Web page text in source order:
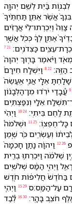
לִ⁠בְנ֣וֹת בַּ֔יִת לְ⁠שֵׁ֖ם יְהוָ֣ה
בִּנְ⁠ךָ֗ אֲשֶׁ֨ר אֶתֵּ֤ן תַּחְתֶּ֨י⁠ךָ֙
צַוֵּה֩ וְ⁠יִכְרְתוּ־לִ֨⁠י אֲרָזִ֜ים
אֶתֵּ֣ן לְ⁠ךָ֔ כְּ⁠כֹ֖ל אֲשֶׁ֣ר
כַּ⁠צִּדֹנִֽים׃
7 21
וַ⁠יֹּ֗אמֶר בָּר֤וּךְ יְהוָה֙
הַ⁠זֶּֽה׃
8 22
וַ⁠יִּשְׁלַ֤ח חִירָם֙
אֵלָ֑⁠י אֲנִ֤י אֶֽעֱשֶׂה֙
9 עֲ֠בָדַ⁠י יֹרִ֨דוּ מִן־הַ⁠לְּבָנ֜וֹן
אֵלַ֛⁠י וְ⁠נִפַּצְתִּ֥י⁠ם
לֶ֥חֶם בֵּיתִֽ⁠י׃
10 24
וַ⁠יְהִ֨י
11 25
וּ⁠שְׁלֹמֹה֩
וְ⁠עֶשְׂרִ֥ים כֹּ֖ר שֶׁ֣מֶן
12 26
וַ⁠יהוָ֗ה נָתַ֤ן חָכְמָה֙
שְׁלֹמֹ֔ה וַ⁠יִּכְרְת֥וּ בְרִ֖ית
וַ⁠יְהִ֣י הַ⁠מַּ֔ס שְׁלֹשִׁ֥ים
בַּ⁠חֹ֨דֶשׁ֙ חֲלִיפ֔וֹת חֹ֚דֶשׁ
עַל־הַ⁠מַּֽס׃ס
15 29
וַ⁠יְהִ֧י
חֹצֵ֥ב בָּ⁠הָֽר׃
16 30
לְ֠⁠בַד